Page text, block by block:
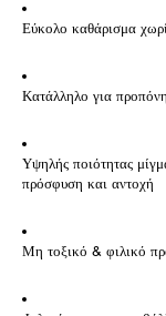
Εύκολο καθάρισμα
Κατάλληλο για
Υψηλής ποιότητας
πρόσφυση και αντοχή
Μη τοξικό & φιλικό